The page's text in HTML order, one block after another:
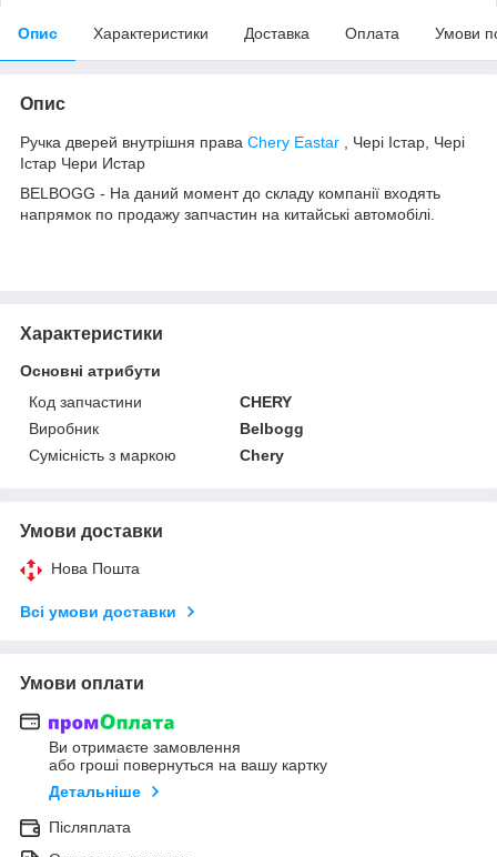
Опис Характеристики Доставка Оплата Умови
Опис
Ручка дверей внутрішня права Chery Eastar , Чері Істар, Чері
Істар Чери Истар
BELBOGG - На даний момент до складу компанії входять
напрямок по продажу запчастин на китайські автомобілі.
Характеристики
Основні атрибути
Код запчастини
CHERY
Виробник
Belbogg
Сумісність з маркою
Chery
Умови доставки
Нова Пошта
Всі умови доставки
Умови оплати
Ви отримаєте замовлення
або гроші повернуться на вашу картку
Детальніше
Післяплата